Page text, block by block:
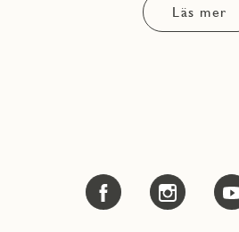
Läs mer